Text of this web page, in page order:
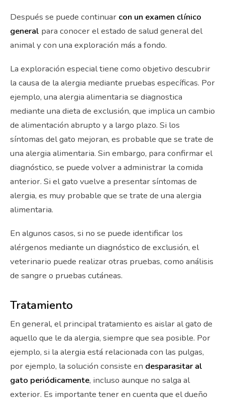
Después se puede continuar con un examen clínico
general para conocer el estado de salud general del
animal y con una exploración más a fondo.
La exploración especial tiene como objetivo descubrir
la causa de la alergia mediante pruebas específicas. Por
ejemplo, una alergia alimentaria se diagnostica
mediante una dieta de exclusión, que implica un cambio
de alimentación abrupto y a largo plazo. Si los
síntomas del gato mejoran, es probable que se trate de
una alergia alimentaria. Sin embargo, para confirmar el
diagnóstico, se puede volver a administrar la comida
anterior. Si el gato vuelve a presentar síntomas de
alergia, es muy probable que se trate de una alergia
alimentaria.
En algunos casos, si no se puede identificar los
alérgenos mediante un diagnóstico de exclusión, el
veterinario puede realizar otras pruebas, como análisis
de sangre o pruebas cutáneas.
Tratamiento
En general, el principal tratamiento es aislar al gato de
aquello que le da alergia, siempre que sea posible. Por
ejemplo, si la alergia está relacionada con las pulgas,
por ejemplo, la solución consiste en desparasitar al
gato periódicamente, incluso aunque no salga al
exterior. Es importante tener en cuenta que el dueño